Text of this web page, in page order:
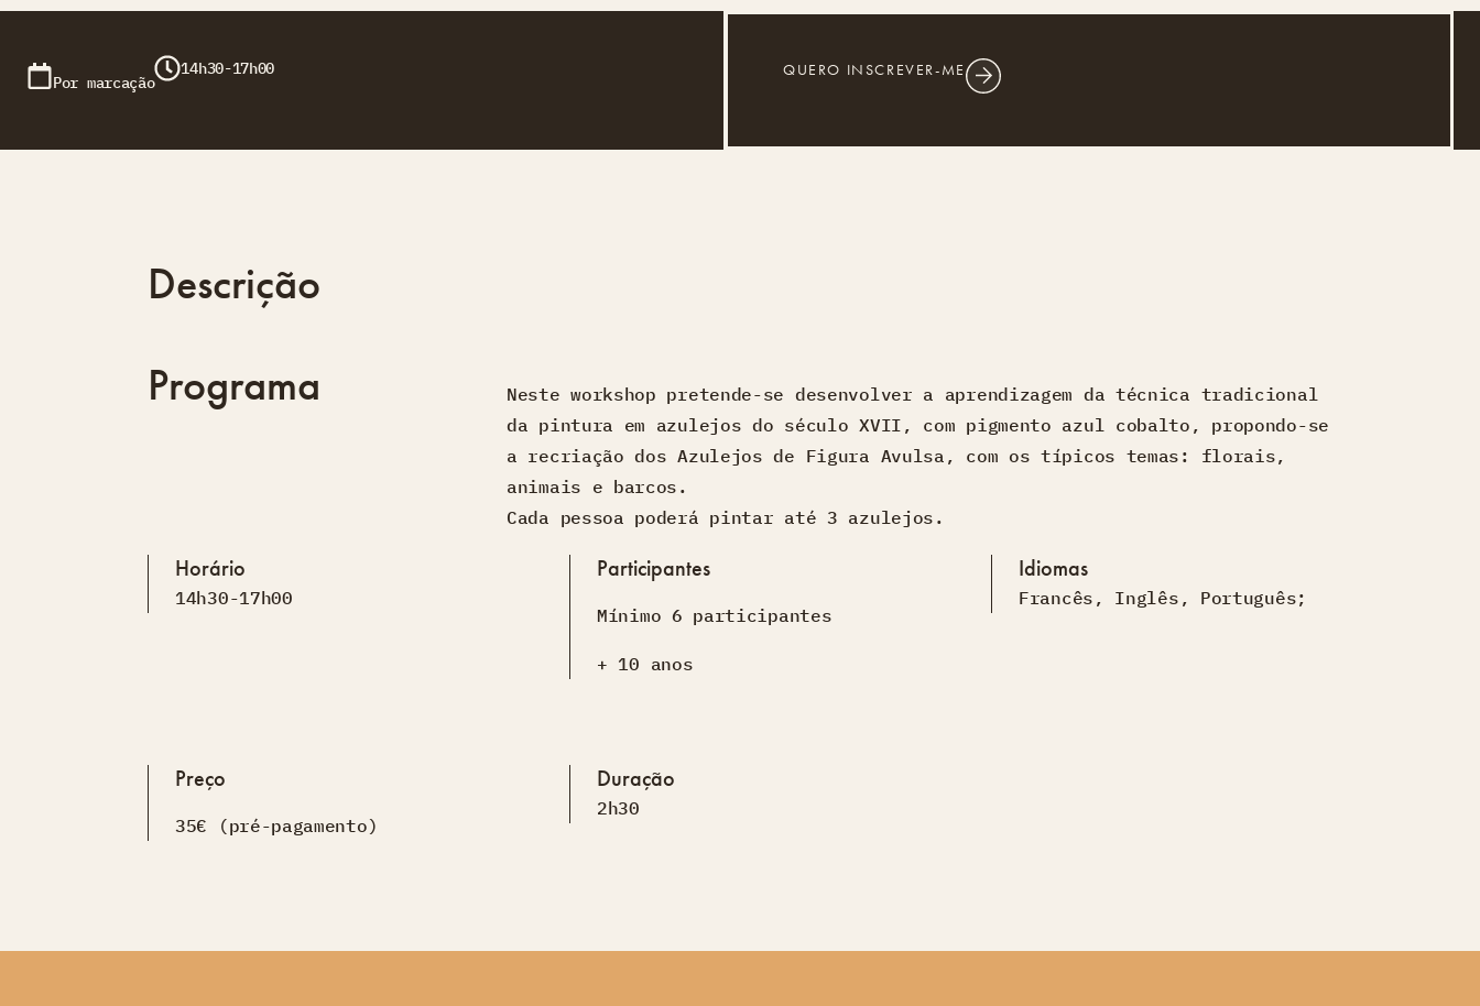
Por marcação
14h30-17h00 QUERO INSCREVER-ME
Descrição
Programa
Neste workshop pretende-se desenvolver a aprendizagem da técnica tradicional
da pintura em azulejos do século XVII, com pigmento azul cobalto, propondo-se
a recriação dos Azulejos de Figura Avulsa, com os típicos temas: florais,
animais e barcos.
Cada pessoa poderá pintar até 3 azulejos.
Horário
14h30-17h00
Participantes
Mínimo 6 participantes
+ 10 anos
Idiomas
Francês , Inglês , Português;
Preço
35€ (pré-pagamento)
Duração
2h30